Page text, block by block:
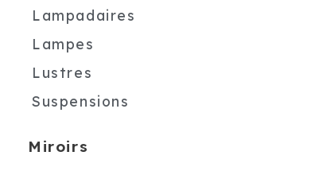
Lampadaires
Lampes
Lustres
Suspensions
Miroirs